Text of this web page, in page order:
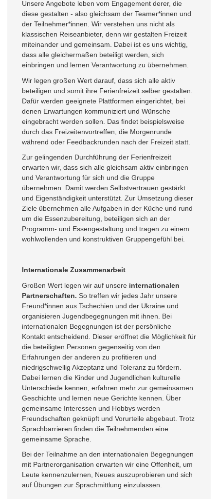
Unsere Angebote leben vom Engagement derer, die
diese gestalten - also gleichsam der Teamer*innen und
der Teilnehmer*innen. Wir verstehen uns nicht als
klassischen Reiseanbieter, denn wir gestalten Freizeit
miteinander und gemeinsam. Dabei ist es uns wichtig,
dass alle gleichermaßen beteiligt werden, sich
einbringen und lernen Verantwortung zu übernehmen.
Wir legen großen Wert darauf, dass sich alle aktiv
beteiligen und somit ihre Ferienfreizeit selber gestalten.
Dafür werden geeignete Plattformen eingerichtet, bei
denen Erwartungen kommuniziert und Wünsche
eingebracht werden sollen. Das findet beispielsweise
durch das Freizeitenvortreffen, die Morgenrunde
während oder Feedbackrunden nach der Freizeit statt.
Zur gelingenden Durchführung der Ferienfreizeit
erwarten wir, dass sich alle gleichsam aktiv einbringen
und Verantwortung für sich und die Gruppe
übernehmen. Damit werden Selbstvertrauen gestärkt
und Eigenständigkeit unterstützt. Zur Umsetzung dieser
Ziele übernehmen alle Aufgaben in der Küche und rund
um die Essenzubereitung, beteiligen sich an der
Programm- und Essengestaltung und tragen zu einem
wohlwollenden und konstruktiven Gruppengefühl bei.
Internationale Zusammenarbeit
Großen Wert legen wir auf unsere internationalen
Partnerschaften. So treffen wir jedes Jahr unsere
Freund*innen aus Tschechien und der Ukraine und
organisieren Jugendbegegnungen mit ihnen. Bei
internationalen Begegnungen ist der persönliche
Kontakt entscheidend. Dieser eröffnet die Möglichkeit für
die beteiligten Personen gegenseitig von den
Erfahrungen der anderen zu profitieren und
niedrigschwellig Akzeptanz und Toleranz zu fördern.
Dabei lernen die Kinder und Jugendlichen kulturelle
Unterschiede kennen, erfahren mehr zur gemeinsamen
Geschichte und lernen neue Gerichte kennen. Über
gemeinsame Interessen und Hobbys werden
Freundschaften geknüpft und Vorurteile abgebaut. Trotz
Sprachbarrieren finden die Teilnehmenden eine
gemeinsame Sprache.
Bei der Teilnahme an den internationalen Begegnungen
mit Partnerorganisation erwarten wir eine Offenheit, um
Leute kennenzulernen, Neues auszuprobieren und sich
auf Übungen zur Sprachmittlung einzulassen.